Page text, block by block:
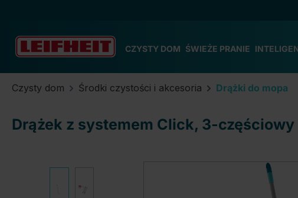
CZYSTY DOM ŚWIEŻE PRANIE
Czysty dom Środki czystości i akcesoria Drążki do mopa
Drążek z systemem Click, 3-częściowy